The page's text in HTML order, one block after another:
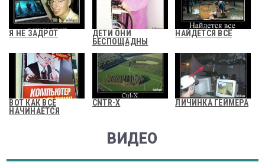
Я НЕ ЗАДРОТ
ДЕТИ ОНИ
БЕСПОЩАДНЫ
НАЙДЕТСЯ ВСЁ
ВОТ КАК ВСЕ
НАЧИНАЕТСЯ
CNTR-X ЛИЧИНКА ГЕЙМЕРА
ВИДЕО